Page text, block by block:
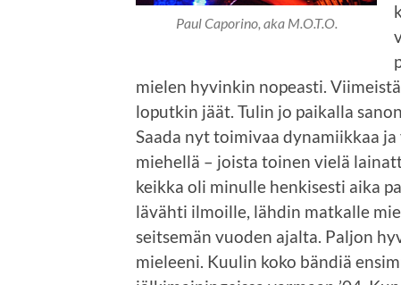
Paul Caporino, aka M.O.T.O.
mielen hyvinkin nopeasti.
loputkin jäät. Tulin jo paikalla
Saada nyt toimivaa dynamiikkaa
miehellä – joista toinen vielä
keikka oli minulle henkisesti aika
lävähti ilmoille, lähdin matkalle
seitsemän vuoden ajalta. Paljon
mieleeni. Kuulin koko bändiä